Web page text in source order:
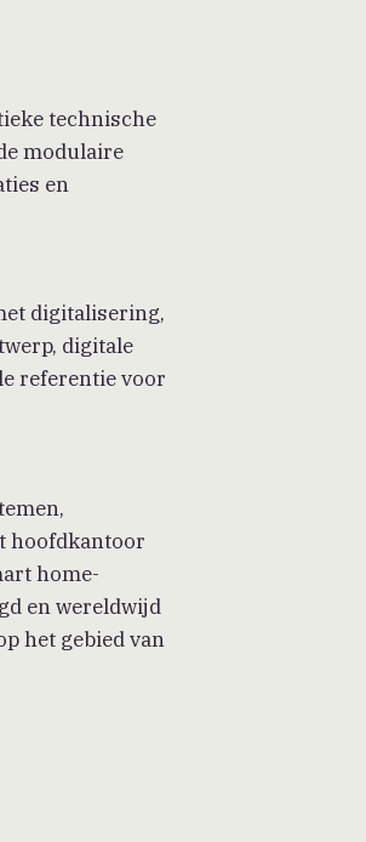
technische
modulaire
en
digitalisering,
digitale
referentie voor
hoofdkantoor
home-
en wereldwijd
het gebied van